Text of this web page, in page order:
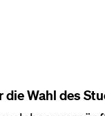
Wahl des